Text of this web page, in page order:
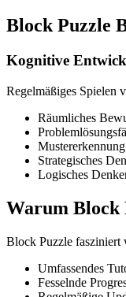
Block Puzzle
Kognitive
Regelmäßiges Spielen
Räumliches
Mustererkennung
Strategisches
Logisches
Warum Block
Block Puzzle fasziniert
Umfassendes
Fesselnde